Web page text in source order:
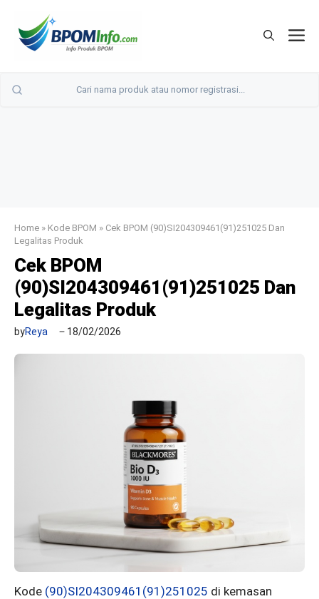
Home » Kode BPOM » Cek BPOM (90)SI204309461(91)251025 Dan
Legalitas Produk
Cek BPOM
(90)SI204309461(91)251025 Dan
Legalitas Produk
byReya 18/02/2026
Kode (90)SI204309461(91)251025 di kemasan